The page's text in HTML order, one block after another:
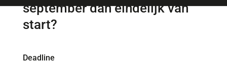
september dan eindelijk van
start?
Deadline